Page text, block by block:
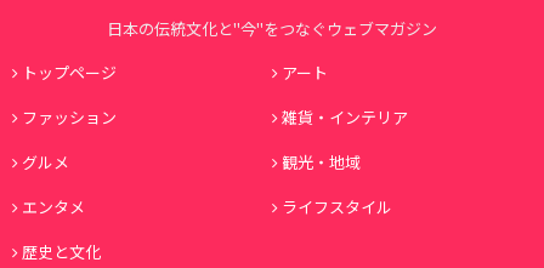
日本の伝統文化と"今"をつなぐウェブマガジン
トップページ
アート
ファッション
雑貨・インテリア
グルメ
観光・地域
エンタメ
ライフスタイル
歴史と文化